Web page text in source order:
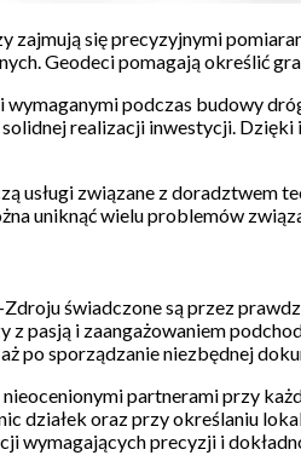
zajmują się precyzyjnymi
Geodeci pomagają określić
wymaganymi podczas budowy
realizacji inwestycji.
usługi związane z doradztwem
uniknąć wielu problemów
Zdroju świadczone są przez
pasją i zaangażowaniem
po sporządzanie niezbędnej
partnerami przy
działek oraz przy określaniu
wymagających precyzji i